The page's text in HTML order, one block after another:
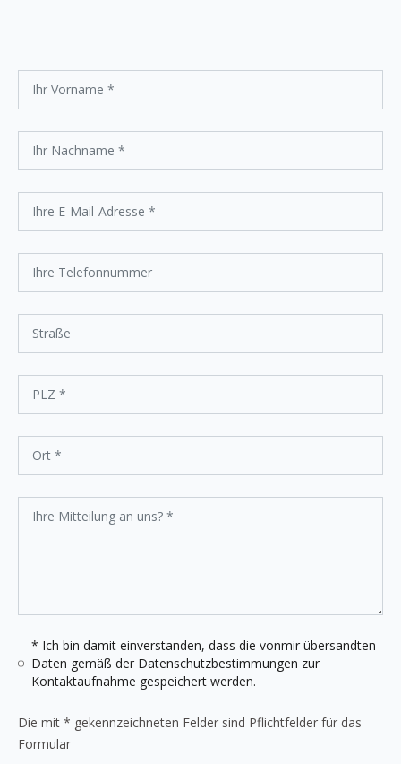
* Ich bin damit einverstanden, dass die vonmir übersandten
Daten gemäß der Datenschutzbestimmungen zur
Kontaktaufnahme gespeichert werden.
Die mit * gekennzeichneten Felder sind Pflichtfelder für das
Formular